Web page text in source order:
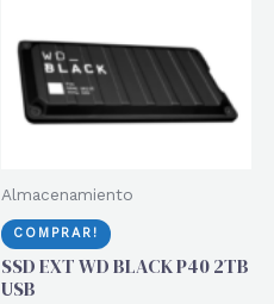
Almacenamiento
COMPRAR!
SSD EXT WD BLACK P40 2TB
USB